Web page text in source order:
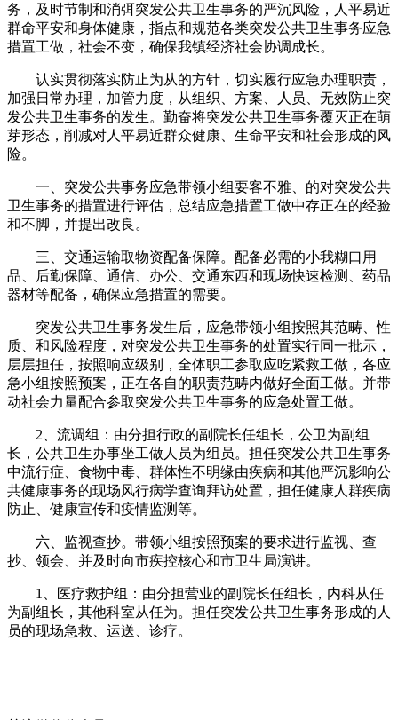
务，及时节制和消弭突发公共卫生事务的严沉风险，人平易近
群命平安和身体健康，指点和规范各类突发公共卫生事务应急
措置工做，社会不变，确保我镇经济社会协调成长。
认实贯彻落实防止为从的方针，切实履行应急办理职责，
加强日常办理，加管力度，从组织、方案、人员、无效防止突
发公共卫生事务的发生。勤奋将突发公共卫生事务覆灭正在萌
芽形态，削减对人平易近群众健康、生命平安和社会形成的风
险。
一、突发公共事务应急带领小组要客不雅、的对突发公共
卫生事务的措置进行评估，总结应急措置工做中存正在的经验
和不脚，并提出改良。
三、交通运输取物资配备保障。配备必需的小我糊口用
品、后勤保障、通信、办公、交通东西和现场快速检测、药品
器材等配备，确保应急措置的需要。
突发公共卫生事务发生后，应急带领小组按照其范畴、性
质、和风险程度，对突发公共卫生事务的处置实行同一批示，
层层担任，按照响应级别，全体职工参取应吃紧救工做，各应
急小组按照预案，正在各自的职责范畴内做好全面工做。并带
动社会力量配合参取突发公共卫生事务的应急处置工做。
2、流调组：由分担行政的副院长任组长，公卫为副组
长，公共卫生办事坐工做人员为组员。担任突发公共卫生事务
中流行症、食物中毒、群体性不明缘由疾病和其他严沉影响公
共健康事务的现场风行病学查询拜访处置，担任健康人群疾病
防止、健康宣传和疫情监测等。
六、监视查抄。带领小组按照预案的要求进行监视、查
抄、领会、并及时向市疾控核心和市卫生局演讲。
1、医疗救护组：由分担营业的副院长任组长，内科从任
为副组长，其他科室从任为。担任突发公共卫生事务形成的人
员的现场急救、运送、诊疗。